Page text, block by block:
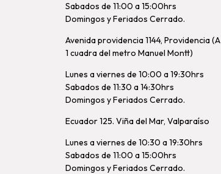
Sabados de 11:00 a 15:00hrs
Domingos y Feriados Cerrado.
Avenida providencia 1144, Providencia (A
1 cuadra del metro Manuel Montt)
Lunes a viernes de 10:00 a 19:30hrs
Sabados de 11:30 a 14:30hrs
Domingos y Feriados Cerrado.
Ecuador 125. Viña del Mar, Valparaíso
Lunes a viernes de 10:30 a 19:30hrs
Sabados de 11:00 a 15:00hrs
Domingos y Feriados Cerrado.